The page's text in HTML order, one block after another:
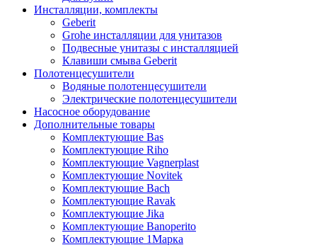
Инсталляции, комплекты
Geberit
Grohe инсталляции для унитазов
Подвесные унитазы с инсталляцией
Клавиши смыва Geberit
Полотенцесушители
Водяные полотенцесушители
Электрические полотенцесушители
Насосное оборудование
Дополнительные товары
Комплектующие Bas
Комплектующие Riho
Комплектующие Vagnerplast
Комплектующие Novitek
Комплектующие Bach
Комплектующие Ravak
Комплектующие Jika
Комплектующие Banoperito
Комплектующие 1Марка